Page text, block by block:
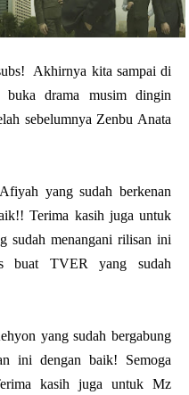
Akhirnya kita sampai di
drama musim dingin
sebelumnya Zenbu Anata
yang sudah berkenan
Terima kasih juga untuk
sudah menangani rilisan ini
buat TVER yang sudah
yang sudah bergabung
ini dengan baik! Semoga
kasih juga untuk Mz